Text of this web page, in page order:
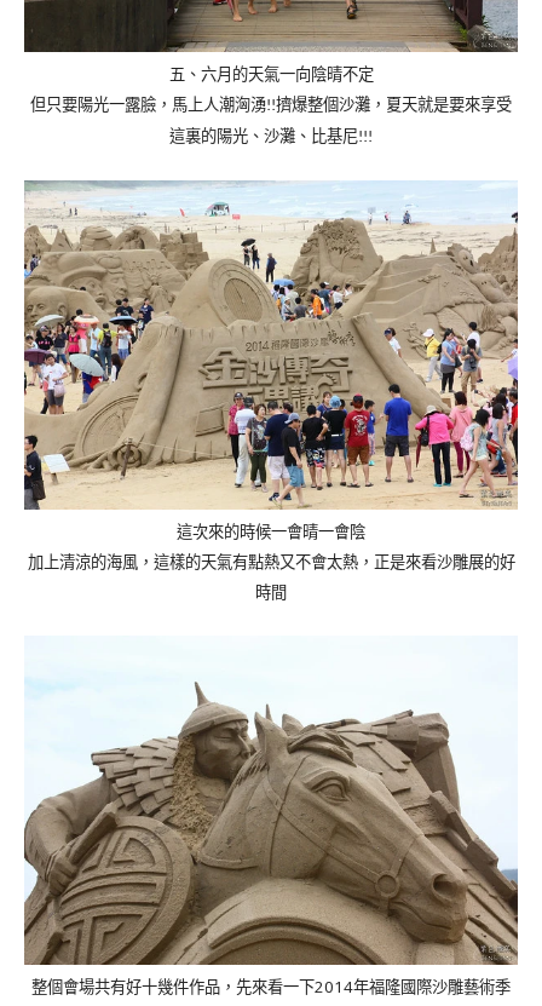
五、六月的天氣一向陰晴不定
但只要陽光一露臉，馬上人潮洶湧!!擠爆整個沙灘，夏天就是要來享受
這裏的陽光、沙灘、比基尼!!!
這次來的時候一會晴一會陰
加上清涼的海風，這樣的天氣有點熱又不會太熱，正是來看沙雕展的好
時間
整個會場共有好十幾件作品，先來看一下2014年福隆國際沙雕藝術季